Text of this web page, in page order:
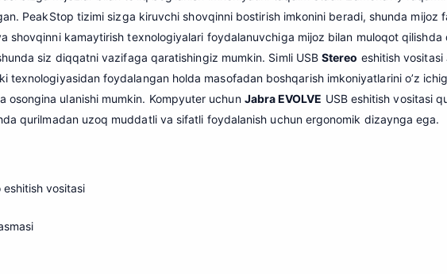
PeakStop tizimi sizga kiruvchi shovqinni bostirish imkonini beradi, shunda
shovqinni kamaytirish texnologiyalari foydalanuvchiga mijoz bilan muloqot
siz diqqatni vazifaga qaratishingiz mumkin. Simli USBStereo eshitish vositasi
texnologiyasidan foydalangan holda masofadan boshqarish imkoniyatlarini o’z
osongina ulanishi mumkin. Kompyuter uchun Jabra EVOLVE USB eshitish vositasi
qurilmadan uzoq muddatli va sifatli foydalanish uchun ergonomik dizaynga ega.
vositasi